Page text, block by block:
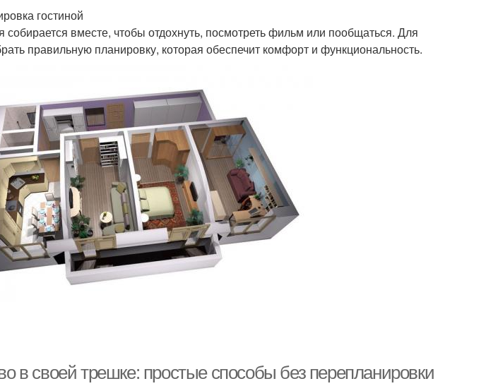
гостиной
собирается вместе, чтобы отдохнуть, посмотреть фильм или пообщаться. Для
правильную планировку, которая обеспечит комфорт и функциональность.
в своей трешке: простые способы без перепланировки